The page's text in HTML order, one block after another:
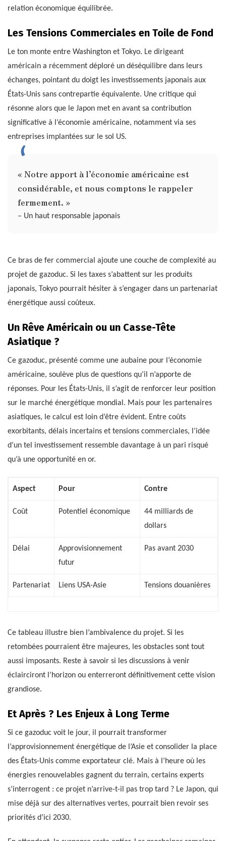
relation économique équilibrée.
Les Tensions Commerciales en Toile de Fond
Le ton monte entre Washington et Tokyo. Le dirigeant
américain a récemment déploré un déséquilibre dans leurs
échanges, pointant du doigt les investissements japonais aux
États-Unis sans contrepartie équivalente. Une critique qui
résonne alors que le Japon met en avant sa contribution
significative à l’économie américaine, notamment via ses
entreprises implantées sur le sol US.
« Notre apport à l’économie américaine est
considérable, et nous comptons le rappeler
fermement. »
– Un haut responsable japonais
Ce bras de fer commercial ajoute une couche de complexité au
projet de gazoduc. Si les taxes s’abattent sur les produits
japonais, Tokyo pourrait hésiter à s’engager dans un partenariat
énergétique aussi coûteux.
Un Rêve Américain ou un Casse-Tête
Asiatique ?
Ce gazoduc, présenté comme une aubaine pour l’économie
américaine, soulève plus de questions qu’il n’apporte de
réponses. Pour les États-Unis, il s’agit de renforcer leur position
sur le marché énergétique mondial. Mais pour les partenaires
asiatiques, le calcul est loin d’être évident. Entre coûts
exorbitants, délais incertains et tensions commerciales, l’idée
d’un tel investissement ressemble davantage à un pari risqué
qu’à une opportunité en or.
Aspect Pour Contre
Coût Potentiel économique
44 milliards de
dollars
Délai
Approvisionnement
futur
Pas avant 2030
Partenariat Liens USA-Asie Tensions douanières
Ce tableau illustre bien l’ambivalence du projet. Si les
retombées pourraient être majeures, les obstacles sont tout
aussi imposants. Reste à savoir si les discussions à venir
éclairciront l’horizon ou enterreront définitivement cette vision
grandiose.
Et Après ? Les Enjeux à Long Terme
Si ce gazoduc voit le jour, il pourrait transformer
l’approvisionnement énergétique de l’Asie et consolider la place
des États-Unis comme exportateur clé. Mais à l’heure où les
énergies renouvelables gagnent du terrain, certains experts
s’interrogent : ce projet n’arrive-t-il pas trop tard ? Le Japon, qui
mise déjà sur des alternatives vertes, pourrait bien revoir ses
priorités d’ici 2030.